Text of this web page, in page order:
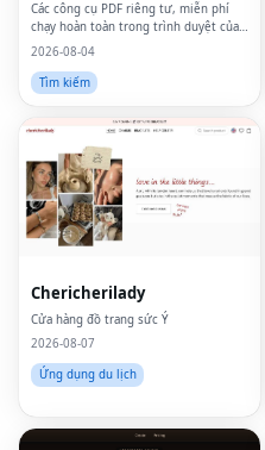
Các công cụ PDF riêng tư, miễn phí
chạy hoàn toàn trong trình duyệt của
bạn — các tệp sẽ không bao giờ rời
2026-08-04
Tìm kiếm
Chericherilady
Cửa hàng đồ trang sức Ý
2026-08-07
Ứng dụng du lịch